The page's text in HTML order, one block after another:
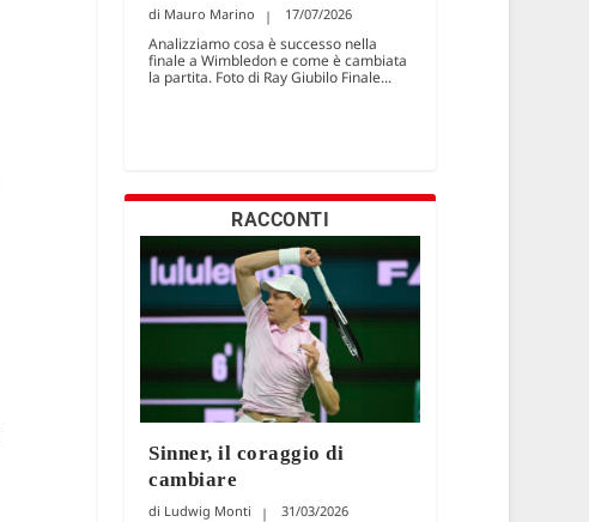
Mauro Marino 17/07/2026
Analizziamo cosa è successo nella
finale a Wimbledon e come è cambiata
la partita. Foto di Ray Giubilo Finale...
RACCONTI
Sinner, il coraggio di
cambiare
Ludwig Monti 31/03/2026